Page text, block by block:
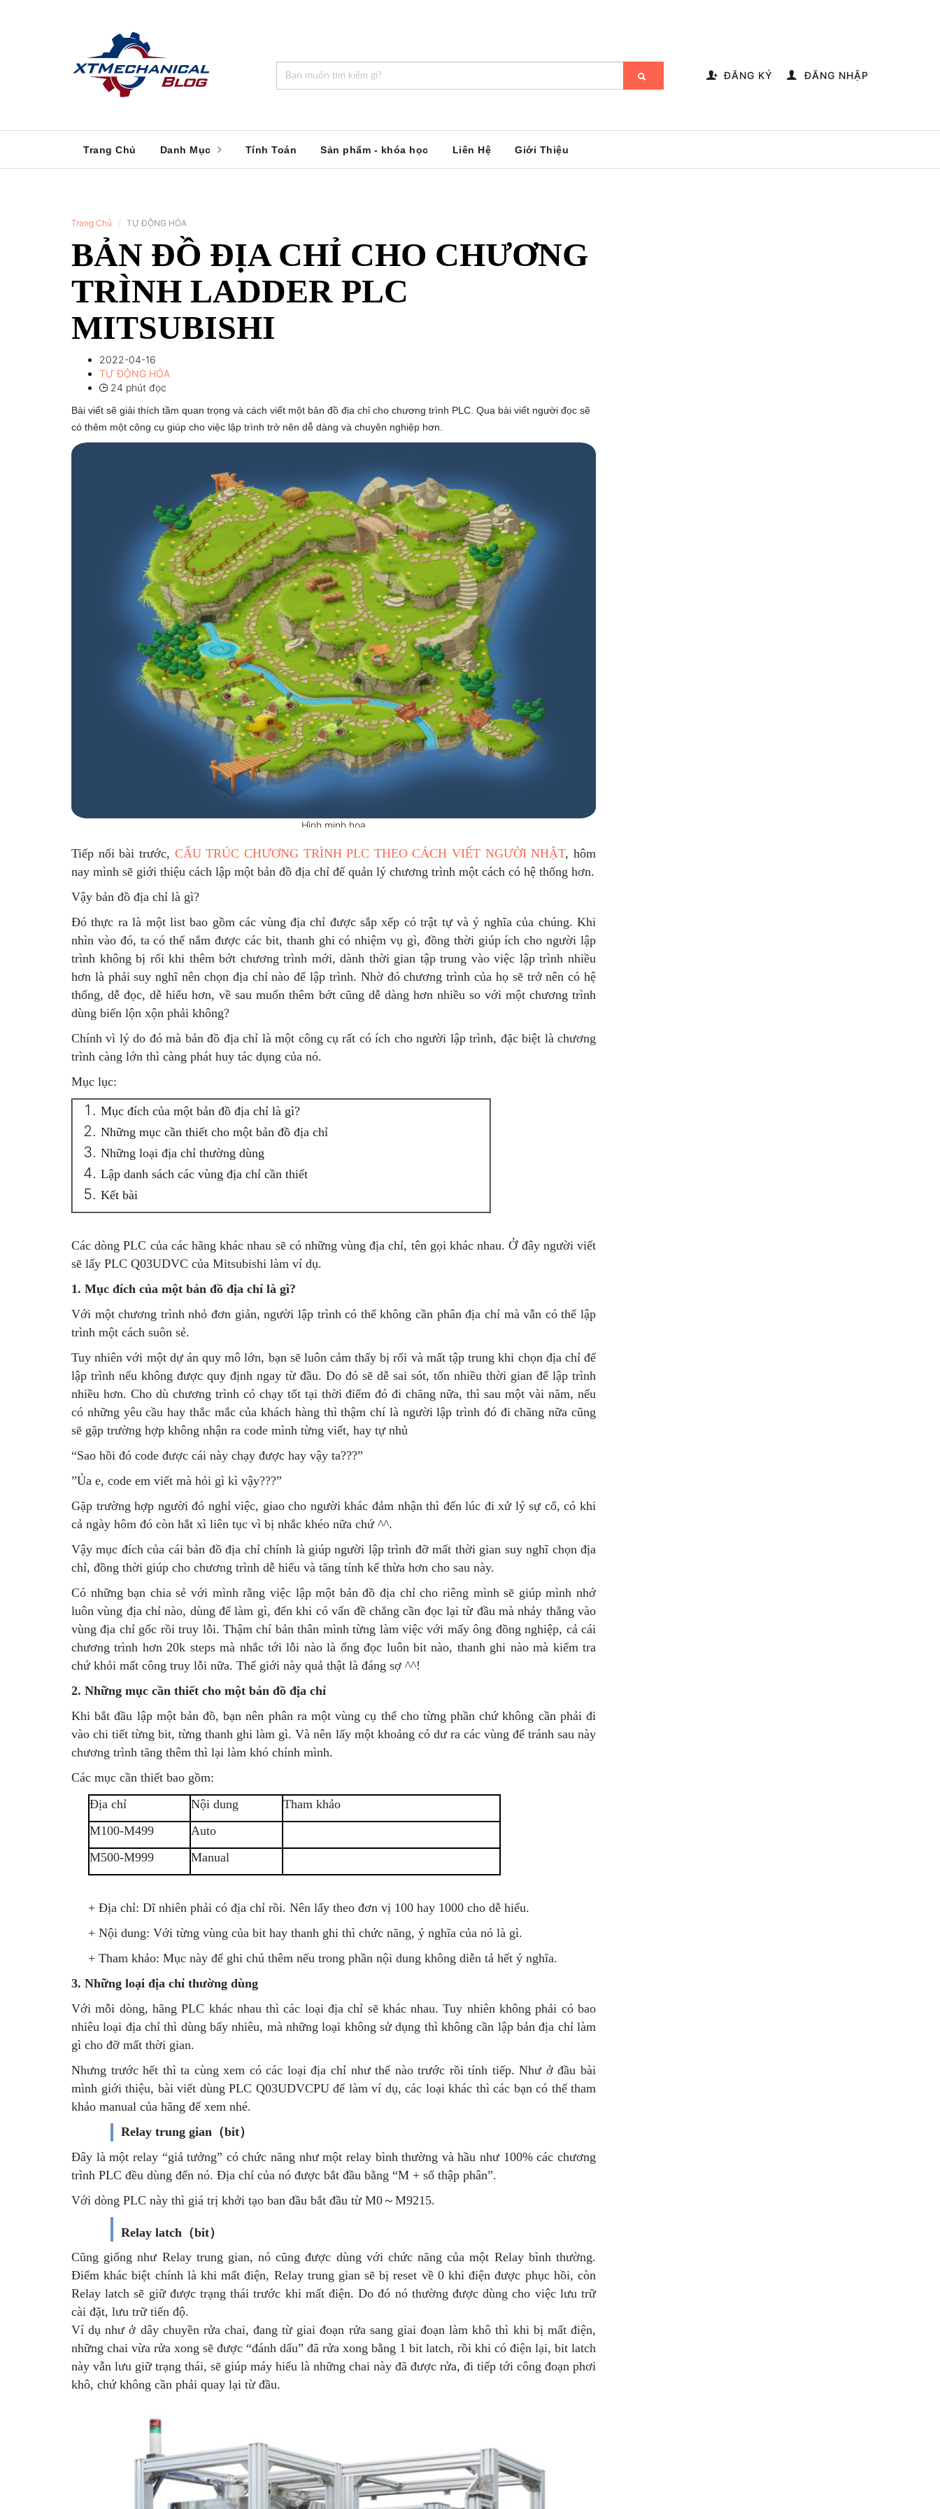
ĐĂNG KÝ ĐĂNG NHẬP
Trang Chủ Danh Mục Tính Toán Sản phẩm - khóa học Liên Hệ Giới Thiệu
Trang Chủ TỰ ĐỘNG HÓA
BẢN ĐỒ ĐỊA CHỈ CHO CHƯƠNG
TRÌNH LADDER PLC
MITSUBISHI
2022-04-16
TỰ ĐỘNG HÓA
24 phút đọc
Bài viết sẽ giải thích tầm quan trọng và cách viết một bản đồ địa chỉ cho chương trình PLC. Qua bài viết người đọc sẽ
có thêm một công cụ giúp cho việc lập trình trở nên dễ dàng và chuyên nghiệp hơn.
Hình minh họa
Tiếp nối bài trước, CẤU TRÚC CHƯƠNG TRÌNH PLC THEO CÁCH VIẾT NGƯỜI NHẬT, hôm
nay mình sẽ giới thiệu cách lập một bản đồ địa chỉ để quản lý chương trình một cách có hệ thống hơn.
Vậy bản đồ địa chỉ là gì?
Đó thực ra là một list bao gồm các vùng địa chỉ được sắp xếp có trật tự và ý nghĩa của chúng. Khi
nhìn vào đó, ta có thể nắm được các bit, thanh ghi có nhiệm vụ gì, đồng thời giúp ích cho người lập
trình không bị rối khi thêm bớt chương trình mới, dành thời gian tập trung vào việc lập trình nhiều
hơn là phải suy nghĩ nên chọn địa chỉ nào để lập trình. Nhờ đó chương trình của họ sẽ trở nên có hệ
thống, dễ đọc, dễ hiểu hơn, về sau muốn thêm bớt cũng dễ dàng hơn nhiều so với một chương trình
dùng biến lộn xộn phải không?
Chính vì lý do đó mà bản đồ địa chỉ là một công cụ rất có ích cho người lập trình, đặc biệt là chương
trình càng lớn thì càng phát huy tác dụng của nó.
Mục lục:
Mục đích của một bản đồ địa chỉ là gì?
Những mục cần thiết cho một bản đồ địa chỉ
Những loại địa chỉ thường dùng
Lập danh sách các vùng địa chỉ cần thiết
Kết bài
Các dòng PLC của các hãng khác nhau sẽ có những vùng địa chỉ, tên gọi khác nhau. Ở đây người viết
sẽ lấy PLC Q03UDVC của Mitsubishi làm ví dụ.
1. Mục đích của một bản đồ địa chỉ là gì?
Với một chương trình nhỏ đơn giản, người lập trình có thể không cần phân địa chỉ mà vẫn có thể lập
trình một cách suôn sẻ.
Tuy nhiên với một dự án quy mô lớn, bạn sẽ luôn cảm thấy bị rối và mất tập trung khi chọn địa chỉ để
lập trình nếu không được quy định ngay từ đầu. Do đó sẽ dễ sai sót, tốn nhiều thời gian để lập trình
nhiều hơn. Cho dù chương trình có chạy tốt tại thời điểm đó đi chăng nữa, thì sau một vài năm, nếu
có những yêu cầu hay thắc mắc của khách hàng thì thậm chí là người lập trình đó đi chăng nữa cũng
sẽ gặp trường hợp không nhận ra code mình từng viết, hay tự nhủ
“Sao hồi đó code được cái này chạy được hay vậy ta???”
”Ủa e, code em viết mà hỏi gì kì vậy???”
Gặp trường hợp người đó nghỉ việc, giao cho người khác đảm nhận thì đến lúc đi xử lý sự cố, có khi
cả ngày hôm đó còn hắt xì liên tục vì bị nhắc khéo nữa chứ ^^.
Vậy mục đích của cái bản đồ địa chỉ chính là giúp người lập trình đỡ mất thời gian suy nghĩ chọn địa
chỉ, đồng thời giúp cho chương trình dễ hiểu và tăng tính kế thừa hơn cho sau này.
Có những bạn chia sẻ với mình rằng việc lập một bản đồ địa chỉ cho riêng mình sẽ giúp mình nhớ
luôn vùng địa chỉ nào, dùng để làm gì, đến khi có vấn đề chẳng cần đọc lại từ đầu mà nhảy thẳng vào
vùng địa chỉ gốc rồi truy lỗi. Thậm chí bản thân mình từng làm việc với mấy ông đồng nghiệp, cả cái
chương trình hơn 20k steps mà nhắc tới lỗi nào là ổng đọc luôn bit nào, thanh ghi nào mà kiểm tra
chứ khỏi mất công truy lỗi nữa. Thế giới này quả thật là đáng sợ ^^!
2. Những mục cần thiết cho một bản đồ địa chỉ
Khi bắt đầu lập một bản đồ, bạn nên phân ra một vùng cụ thể cho từng phần chứ không cần phải đi
vào chi tiết từng bit, từng thanh ghi làm gì. Và nên lấy một khoảng có dư ra các vùng để tránh sau này
chương trình tăng thêm thì lại làm khó chính mình.
Các mục cần thiết bao gồm:
Địa chỉ
Nội dung
Tham khảo
M100-M499
Auto
M500-M999
Manual
+ Địa chỉ: Dĩ nhiên phải có địa chỉ rồi. Nên lấy theo đơn vị 100 hay 1000 cho dễ hiểu.
+ Nội dung: Với từng vùng của bit hay thanh ghi thì chức năng, ý nghĩa của nó là gì.
+ Tham khảo: Mục này để ghi chú thêm nếu trong phần nội dung không diễn tả hết ý nghĩa.
3. Những loại địa chỉ thường dùng
Với mỗi dòng, hãng PLC khác nhau thì các loại địa chỉ sẽ khác nhau. Tuy nhiên không phải có bao
nhiêu loại địa chỉ thì dùng bấy nhiêu, mà những loại không sử dụng thì không cần lập bản địa chỉ làm
gì cho đỡ mất thời gian.
Nhưng trước hết thì ta cùng xem có các loại địa chỉ như thế nào trước rồi tính tiếp. Như ở đầu bài
mình giới thiệu, bài viết dùng PLC Q03UDVCPU để làm ví dụ, các loại khác thì các bạn có thể tham
khảo manual của hãng để xem nhé.
Relay trung gian（bit）
Đây là một relay “giả tưởng” có chức năng như một relay bình thường và hầu như 100% các chương
trình PLC đều dùng đến nó. Địa chỉ của nó được bắt đầu bằng “M + số thập phân”.
Với dòng PLC này thì giá trị khởi tạo ban đầu bắt đầu từ M0～M9215.
Relay latch（bit）
Cũng giống như Relay trung gian, nó cũng được dùng với chức năng của một Relay bình thường.
Điểm khác biệt chính là khi mất điện, Relay trung gian sẽ bị reset về 0 khi điện được phục hồi, còn
Relay latch sẽ giữ được trạng thái trước khi mất điện. Do đó nó thường được dùng cho việc lưu trữ
cài đặt, lưu trữ tiến độ.
Ví dụ như ở dây chuyền rửa chai, đang từ giai đoạn rửa sang giai đoạn làm khô thì khi bị mất điện,
những chai vừa rửa xong sẽ được “đánh dấu” đã rửa xong bằng 1 bit latch, rồi khi có điện lại, bit latch
này vẫn lưu giữ trạng thái, sẽ giúp máy hiểu là những chai này đã được rửa, đi tiếp tới công đoạn phơi
khô, chứ không cần phải quay lại từ đầu.